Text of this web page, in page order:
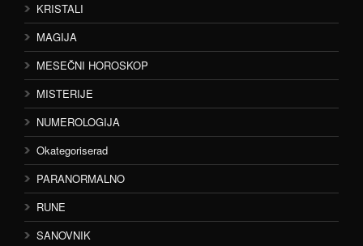
KRISTALI
MAGIJA
MESEČNI HOROSKOP
MISTERIJE
NUMEROLOGIJA
Okategoriserad
PARANORMALNO
RUNE
SANOVNIK